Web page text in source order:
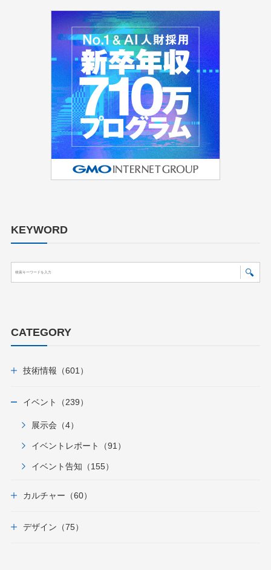
KEYWORD
CATEGORY
技術情報（601）
イベント（239）
展示会（4）
イベントレポート（91）
イベント告知（155）
カルチャー（60）
デザイン（75）